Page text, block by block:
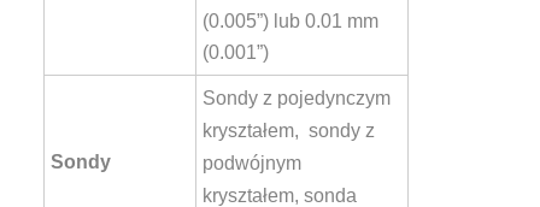
(0.005”) lub 0.01 mm
(0.001”)
Sondy
Sondy z pojedynczym
kryształem, sondy z
podwójnym
kryształem, sonda